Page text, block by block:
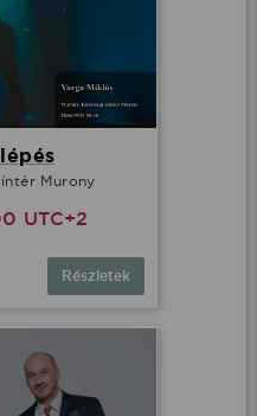
Murony
UTC+2
Részletek